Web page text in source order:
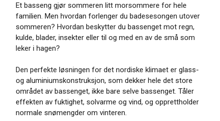
Et basseng gjør sommeren litt morsommere for hele
familien. Men hvordan forlenger du badesesongen utover
sommeren? Hvordan beskytter du bassenget mot regn,
kulde, blader, insekter eller til og med en av de små som
leker i hagen?
Den perfekte løsningen for det nordiske klimaet er glass-
og aluminiumskonstruksjon, som dekker hele det store
området av bassenget, ikke bare selve bassenget. Tåler
effekten av fuktighet, solvarme og vind, og opprettholder
normale snømengder om vinteren.